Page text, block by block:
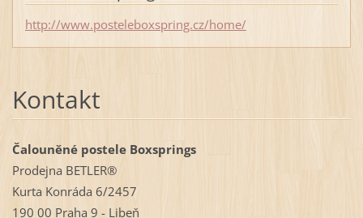
http://www.posteleboxspring.cz/home/
Kontakt
Čalouněné postele Boxsprings
Prodejna BETLER®
Kurta Konráda 6/2457
190 00 Praha 9 - Libeň